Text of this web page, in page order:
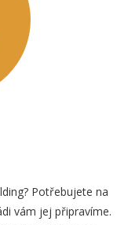
Potřebujete na
vám jej připravíme.